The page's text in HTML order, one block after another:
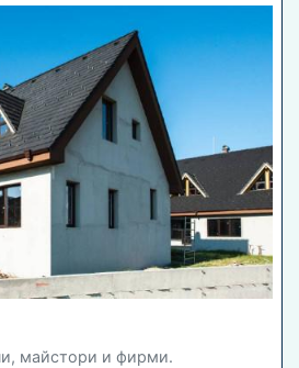
майстори и фирми.